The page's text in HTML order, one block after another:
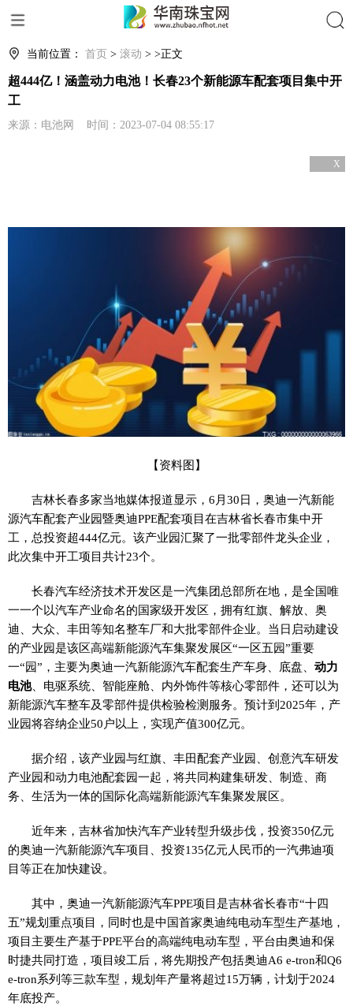
当前位置： 首页 > 滚动 > >正文
超444亿！涵盖动力电池！长春23个新能源车配套项目集中开
工
来源：电池网 时间：2023-07-04 08:55:17
X
【资料图】
吉林长春多家当地媒体报道显示，6月30日，奥迪一汽新能
源汽车配套产业园暨奥迪PPE配套项目在吉林省长春市集中开
工，总投资超444亿元。该产业园汇聚了一批零部件龙头企业，
此次集中开工项目共计23个。
长春汽车经济技术开发区是一汽集团总部所在地，是全国唯
一一个以汽车产业命名的国家级开发区，拥有红旗、解放、奥
迪、大众、丰田等知名整车厂和大批零部件企业。当日启动建设
的产业园是该区高端新能源汽车集聚发展区“一区五园”重要
一“园”，主要为奥迪一汽新能源汽车配套生产车身、底盘、 动力
电池、电驱系统、智能座舱、内外饰件等核心零部件，还可以为
新能源汽车整车及零部件提供检验检测服务。预计到2025年，产
业园将容纳企业50户以上，实现产值300亿元。
据介绍，该产业园与红旗、丰田配套产业园、创意汽车研发
产业园和动力电池配套园一起，将共同构建集研发、制造、商
务、生活为一体的国际化高端新能源汽车集聚发展区。
近年来，吉林省加快汽车产业转型升级步伐，投资350亿元
的奥迪一汽新能源汽车项目、投资135亿元人民币的一汽弗迪项
目等正在加快建设。
其中，奥迪一汽新能源汽车PPE项目是吉林省长春市“十四
五”规划重点项目，同时也是中国首家奥迪纯电动车型生产基地，
项目主要生产基于PPE平台的高端纯电动车型，平台由奥迪和保
时捷共同打造，项目竣工后，将先期投产包括奥迪A6 e-tron和Q6
e-tron系列等三款车型，规划年产量将超过15万辆，计划于2024
年底投产。